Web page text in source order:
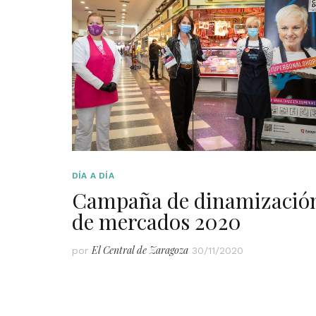
DÍA A DÍA
Campaña de
de mercados 2020
por El Central de Zaragoza 30/11/2020